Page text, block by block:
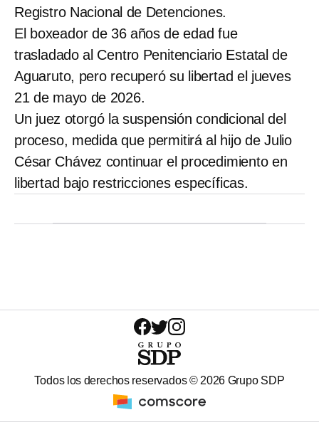
Registro Nacional de Detenciones.
El boxeador de 36 años de edad fue
trasladado al Centro Penitenciario Estatal de
Aguaruto, pero recuperó su libertad el jueves
21 de mayo de 2026.
Un juez otorgó la suspensión condicional del
proceso, medida que permitirá al hijo de Julio
César Chávez continuar el procedimiento en
libertad bajo restricciones específicas.
Todos los derechos reservados © 2026 Grupo SDP